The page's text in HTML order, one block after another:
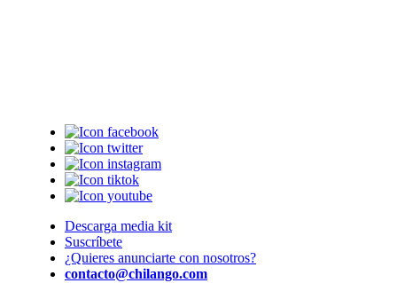
Descarga media kit
Suscríbete
¿Quieres anunciarte con nosotros?
contacto@chilango.com